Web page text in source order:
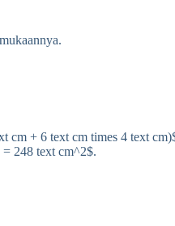
cm + 6 text cm times 4 text
248 text cm^2$.